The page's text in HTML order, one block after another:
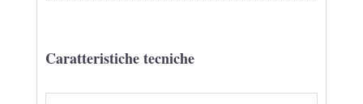
Caratteristiche tecniche